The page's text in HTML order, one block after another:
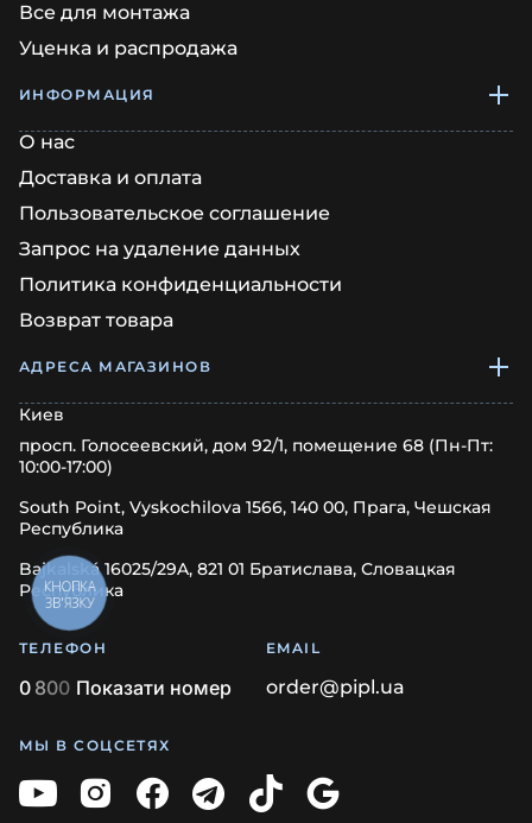
Все для монтажа
Уценка и распродажа
ИНФОРМАЦИЯ
О нас
Доставка и оплата
Пользовательское соглашение
Запрос на удаление данных
Политика конфиденциальности
Возврат товара
АДРЕСА МАГАЗИНОВ
Киев
просп. Голосеевский, дом 92/1, помещение 68 (Пн-Пт:
10:00-17:00)
South Point, Vyskochilova 1566, 140 00, Прага, Чешская
Республика
Bajkalská 16025/29A, 821 01 Братислава, Словацкая
Республика
ТЕЛЕФОН
0 800 Показати номер
EMAIL
order@pipl.ua
МЫ В СОЦСЕТЯХ
КНОПКА
ЗВ'ЯЗКУ